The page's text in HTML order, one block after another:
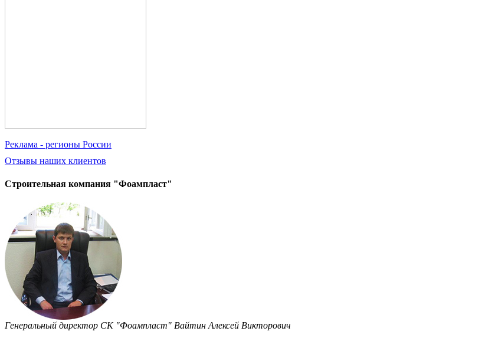
Реклама - регионы России
Отзывы наших клиентов
Строительная компания "Фоампласт"
Генеральный директор СК "Фоампласт" Вайтин Алексей Викторович